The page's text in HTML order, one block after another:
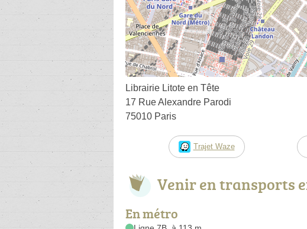
Librairie Litote en Tête
17 Rue Alexandre Parodi
75010 Paris
Trajet Waze
Venir en transports
En métro